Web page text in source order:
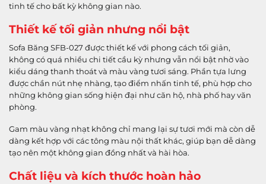
tinh tế cho bất kỳ không gian nào.
Thiết kế tối giản nhưng nổi bật
Sofa Băng SFB-027 được thiết kế với phong cách tối giản,
không có quá nhiều chi tiết cầu kỳ nhưng vẫn nổi bật nhờ vào
kiểu dáng thanh thoát và màu vàng tươi sáng. Phần tựa lưng
được chần nút nhẹ nhàng, tạo điểm nhấn tinh tế, phù hợp cho
những không gian sống hiện đại như căn hộ, nhà phố hay văn
phòng.
Gam màu vàng nhạt không chỉ mang lại sự tươi mới mà còn dễ
dàng kết hợp với các tông màu nội thất khác, giúp bạn dễ dàng
tạo nên một không gian đồng nhất và hài hòa.
Chất liệu và kích thước hoàn hảo